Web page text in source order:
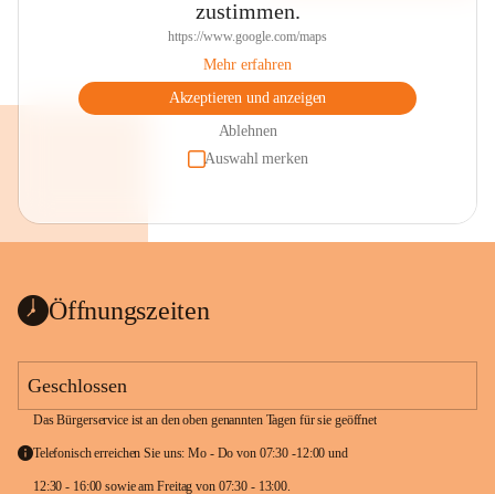
zustimmen.
https://www.google.com/maps
Mehr erfahren
Akzeptieren und anzeigen
Ablehnen
Auswahl merken
Öffnungszeiten
Geschlossen
Das Bürgerservice ist an den oben genannten Tagen für sie geöffnet
Telefonisch erreichen Sie uns: Mo - Do von 07:30 -12:00 und